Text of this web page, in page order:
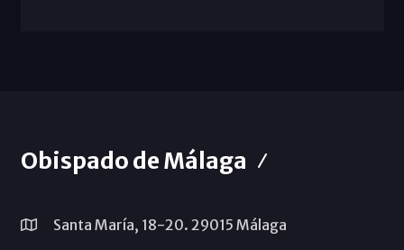
Obispado de Málaga
Santa María, 18-20. 29015 Málaga